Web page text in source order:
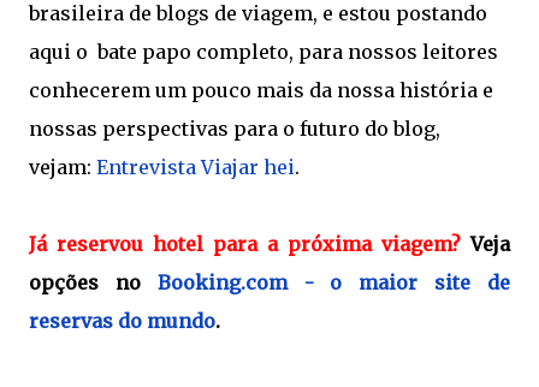
brasileira de blogs de viagem, e estou postando
aqui o bate papo completo, para nossos leitores
conhecerem um pouco mais da nossa história e
nossas perspectivas para o futuro do blog,
vejam: Entrevista Viajar hei.
Já reservou hotel para a próxima viagem?Veja
opções no Booking.com - o maior site de
reservas do mundo.